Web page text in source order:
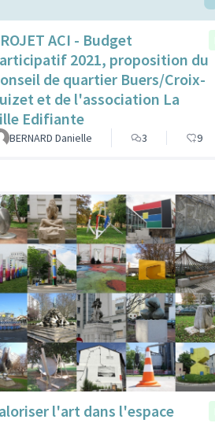
ACI - Budget
2021, proposition du
de quartier Buers/Croix-
et de l'association La
Edifiante
BERNARD Danielle 3 9
l'art dans l'espace